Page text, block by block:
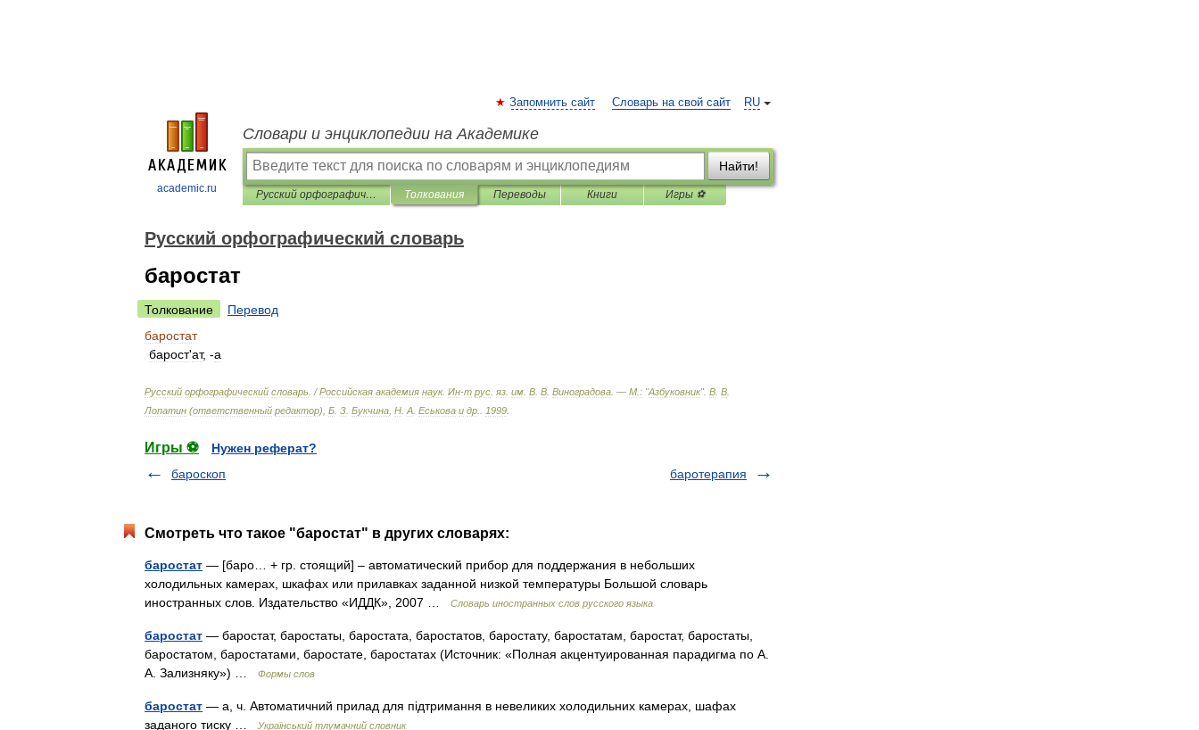
academic.ru
RU
Запомнить сайт Словарь на свой сайт
Словари и энциклопедии на Академике
Найти!
Русский орфографический словарь Толкования Переводы Книги Игры ⚽
Русский орфографический словарь
баростат
Толкование
Перевод
баростат
барост'ат, -а
Русский орфографический словарь . /Российская академия наук. Ин-т рус яз им В В Виноградова . — М : "Азбуковник". В В
Лопатин (ответственный редактор), Б З Букчина Н А Еськова и др 1999
Игры ⚽
Нужен реферат?
бароскоп
баротерапия
Смотреть что такое "баростат" в других словарях:
баростат — [баро… + гр. стоящий] – автоматический прибор для поддержания в небольших
холодильных камерах, шкафах или прилавках заданной низкой температуры Большой словарь
иностранных слов. Издательство «ИДДК», 2007 …
Словарь иностранных слов русского языка
баростат — баростат, баростаты, баростата, баростатов, баростату, баростатам, баростат, баростаты,
баростатом, баростатами, баростате, баростатах (Источник: «Полная акцентуированная парадигма по А.
А. Зализняку») …
Формы слов
баростат — а, ч. Автоматичний прилад для підтримання в невеликих холодильних камерах, шафах
заданого тиску …
Український тлумачний словник